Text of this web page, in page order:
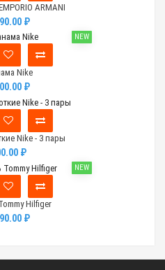
ARMANI
₽
NEW
Nike
₽
Nike - 3 пары
₽
NEW
Hilfiger
₽